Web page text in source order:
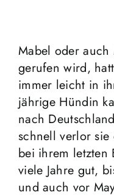
Mabel oder auch
gerufen wird,
immer leicht in
jährige Hündin
nach
schnell verlor
bei ihrem letzten
viele Jahre gut,
und auch vor